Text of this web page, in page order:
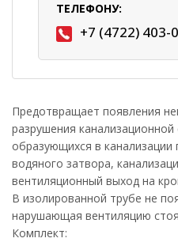
ТЕЛЕФОНУ:
+7 (4722) 403-
Предотвращает появления
разрушения
образующихся в
водяного затвора,
вентиляционный выход на
В изолированной трубе не
нарушающая вентиляцию
Комплект: